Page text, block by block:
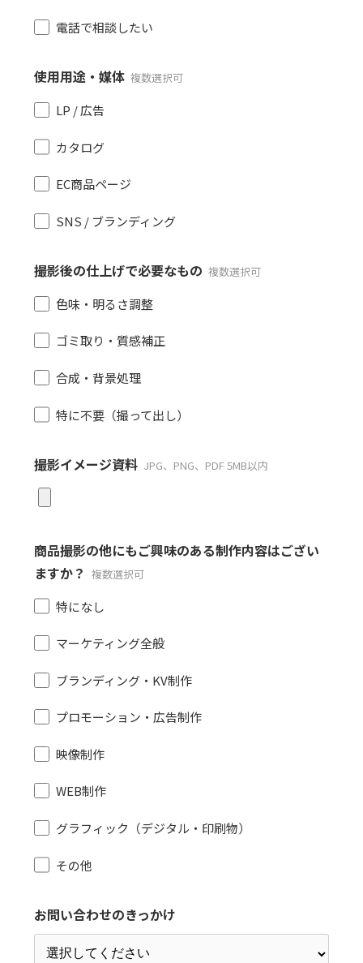
電話で相談したい
使用用途・媒体 複数選択可
LP / 広告
カタログ
EC商品ページ
SNS / ブランディング
撮影後の仕上げで必要なもの 複数選択可
色味・明るさ調整
ゴミ取り・質感補正
合成・背景処理
特に不要（撮って出し）
撮影イメージ資料 JPG、PNG、PDF 5MB以内
商品撮影の他にもご興味のある制作内容はござい
ますか？ 複数選択可
特になし
マーケティング全般
ブランディング・KV制作
プロモーション・広告制作
映像制作
WEB制作
グラフィック（デジタル・印刷物）
その他
お問い合わせのきっかけ